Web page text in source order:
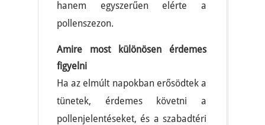
hanem egyszerűen elérte a
pollenszezon.
Amire most különösen érdemes
figyelni
Ha az elmúlt napokban erősödtek a
tünetek, érdemes követni a
pollenjelentéseket, és a szabadtéri